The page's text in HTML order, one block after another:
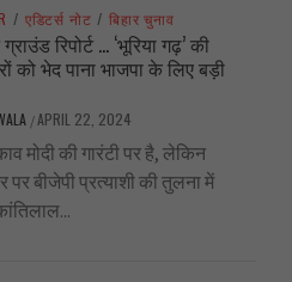
/ एडिटर्स नोट / बिहार चुनाव
रिपोर्ट … ‘भूरिया गढ़’ की
को भेद पाना भाजपा के लिए बड़ी
/APRIL 22, 2024
मोदी की गारंटी पर है, लेकिन
पर बीजेपी प्रत्याशी की तुलना में